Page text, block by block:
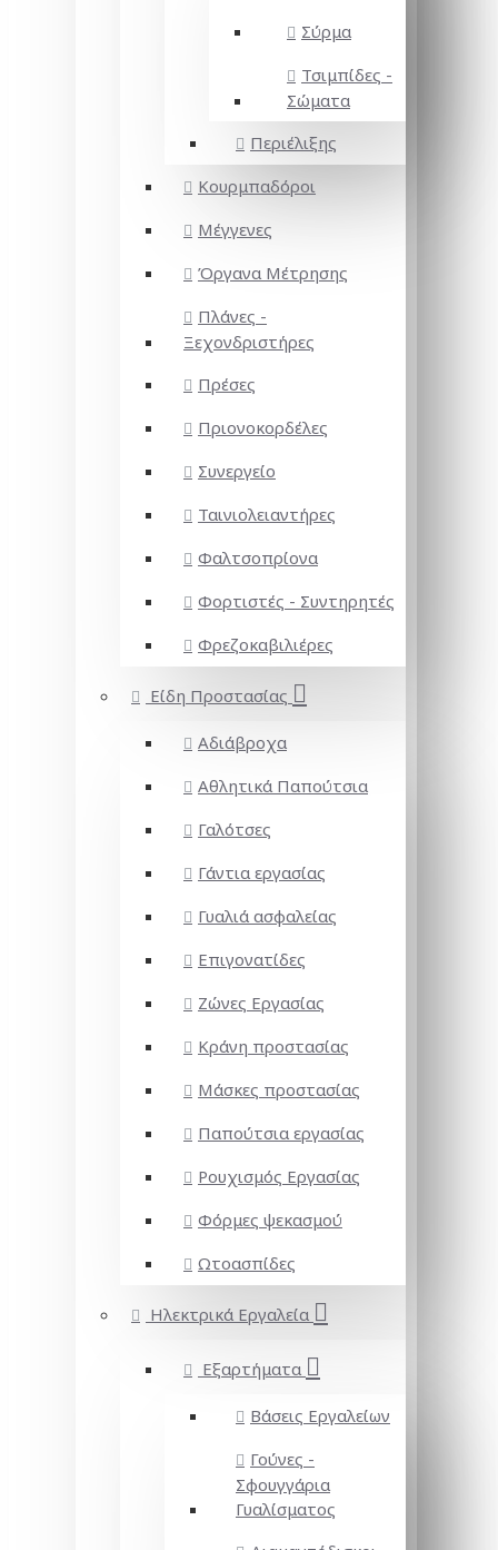
Σύρμα
Τσιμπίδες -
Σώματα
Περιέλιξης
Κουρμπαδόροι
Μέγγενες
Όργανα Μέτρησης
Πλάνες -
Ξεχονδριστήρες
Πρέσες
Πριονοκορδέλες
Συνεργείο
Ταινιολειαντήρες
Φαλτσοπρίονα
Φορτιστές - Συντηρητές
Φρεζοκαβιλιέρες
Είδη Προστασίας
Αδιάβροχα
Αθλητικά Παπούτσια
Γαλότσες
Γάντια εργασίας
Γυαλιά ασφαλείας
Επιγονατίδες
Ζώνες Εργασίας
Κράνη προστασίας
Μάσκες προστασίας
Παπούτσια εργασίας
Ρουχισμός Εργασίας
Φόρμες ψεκασμού
Ωτοασπίδες
Ηλεκτρικά Εργαλεία
Εξαρτήματα
Βάσεις Εργαλείων
Γούνες -
Σφουγγάρια
Γυαλίσματος